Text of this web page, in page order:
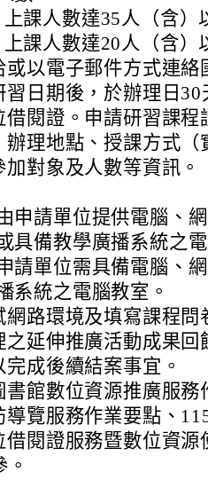
課人數達35人（含）
課人數達20人（含）
以電子郵件方式連絡
日期後，於辦理日
閱證。申請研習課程
理地點、授課方式（
對象及人數等資訊。
申請單位提供電腦、
具備教學廣播系統之電
請單位需具備電腦、
系統之電腦教室。
路環境及填寫課程問
延伸推廣活動成果回
成後續結案事宜。
館數位資源推廣服務
覽服務作業要點、
借閱證服務暨數位資源